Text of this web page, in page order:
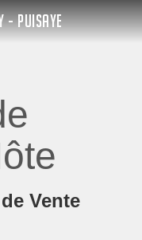
- PUISAYE
Vente